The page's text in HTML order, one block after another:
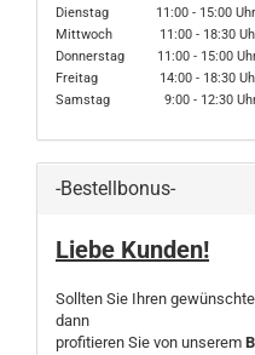
Dienstag 11:00 - 15:00 Uhr
Mittwoch 11:00 - 18:30
Donnerstag 11:00 - 15:00
Freitag 14:00 - 18:30
Samstag 9:00 - 12:30
-Bestellbonus-
Liebe Kunden!
Sollten Sie Ihren
dann
profitieren Sie von unserem